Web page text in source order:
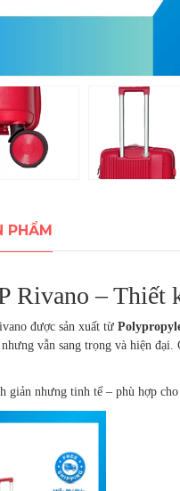
PHẨM
Rivano – Thiết
được sản xuất từ
nhưng vẫn sang trọng và hiện
giản nhưng tinh tế – phù hợp cho